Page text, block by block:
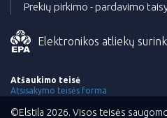
Prekių pirkimo - pardavimo
Elektronikos atliekų
Atšaukimo teisė
Atsisakymo teisės forma
©Elstila 2026. Visos teisės